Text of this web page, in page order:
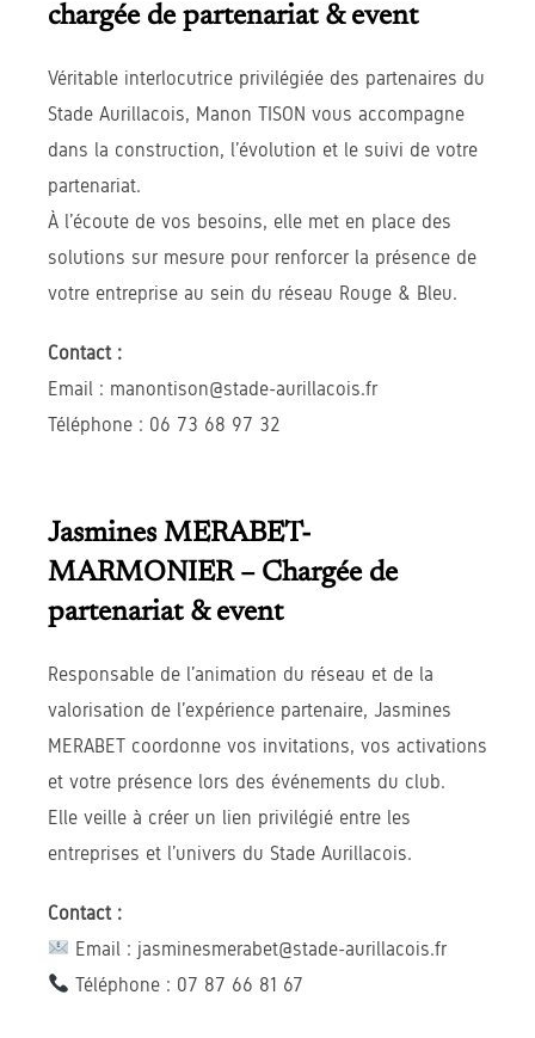
chargée de partenariat & event
Véritable interlocutrice privilégiée des partenaires du
Stade Aurillacois, Manon TISON vous accompagne
dans la construction, l’évolution et le suivi de votre
partenariat.
À l’écoute de vos besoins, elle met en place des
solutions sur mesure pour renforcer la présence de
votre entreprise au sein du réseau Rouge & Bleu.
Contact :
Email : manontison@stade-aurillacois.fr
Téléphone : 06 73 68 97 32
Jasmines MERABET-
MARMONIER –Chargée de
partenariat & event
Responsable de l’animation du réseau et de la
valorisation de l’expérience partenaire, Jasmines
MERABET coordonne vos invitations, vos activations
et votre présence lors des événements du club.
Elle veille à créer un lien privilégié entre les
entreprises et l’univers du Stade Aurillacois.
Contact :
Email : jasminesmerabet@stade-aurillacois.fr
Téléphone : 07 87 66 81 67